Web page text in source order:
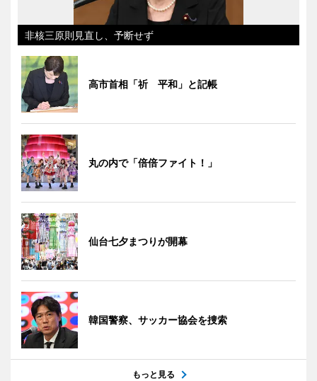
非核三原則見直し、予断せず
高市首相「祈 平和」と記帳
丸の内で「倍倍ファイト！」
仙台七夕まつりが開幕
韓国警察、サッカー協会を捜索
もっと見る